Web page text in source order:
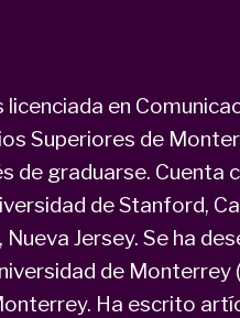
licenciada en
Superiores de
de graduarse. Cuenta
de Stanford,
Nueva Jersey. Se ha
de Monterrey
Ha escrito